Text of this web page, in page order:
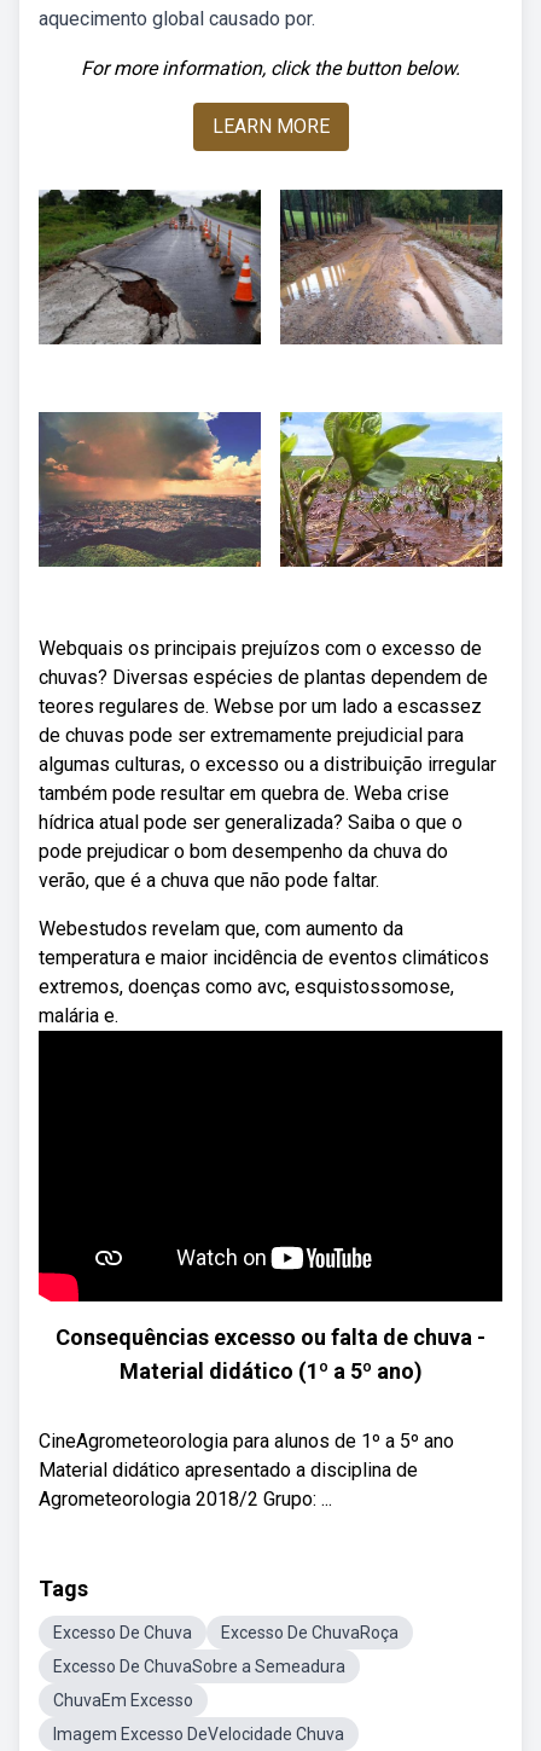
aquecimento global causado por.
For more information, click the button below.
LEARN MORE
Webquais os principais prejuízos com o excesso de
chuvas? Diversas espécies de plantas dependem de
teores regulares de. Webse por um lado a escassez
de chuvas pode ser extremamente prejudicial para
algumas culturas, o excesso ou a distribuição irregular
também pode resultar em quebra de. Weba crise
hídrica atual pode ser generalizada? Saiba o que o
pode prejudicar o bom desempenho da chuva do
verão, que é a chuva que não pode faltar.
Webestudos revelam que, com aumento da
temperatura e maior incidência de eventos climáticos
extremos, doenças como avc, esquistossomose,
malária e.
Consequências excesso ou falta de chuva -
Material didático (1º a 5º ano)
CineAgrometeorologia para alunos de 1º a 5º ano
Material didático apresentado a disciplina de
Agrometeorologia 2018/2 Grupo: ...
Tags
Excesso De Chuva
Excesso De ChuvaRoça
Excesso De ChuvaSobre a Semeadura
ChuvaEm Excesso
Imagem Excesso DeVelocidade Chuva